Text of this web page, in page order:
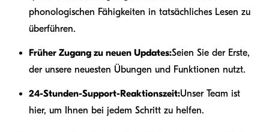
phonologischen Fähigkeiten in tatsächliches Lesen zu
überführen.
Früher Zugang zu neuen Updates:Seien Sie der Erste,
der unsere neuesten Übungen und Funktionen nutzt.
24-Stunden-Support-Reaktionszeit:Unser Team ist
hier, um Ihnen bei jedem Schritt zu helfen.